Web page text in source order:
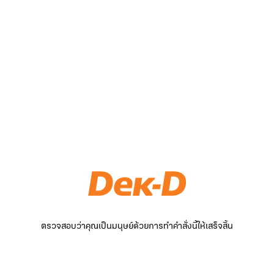
ตรวจสอบว่าคุณเป็นมนุษย์ด้วยการทำคำสั่งนี้ให้เสร็จสิ้น